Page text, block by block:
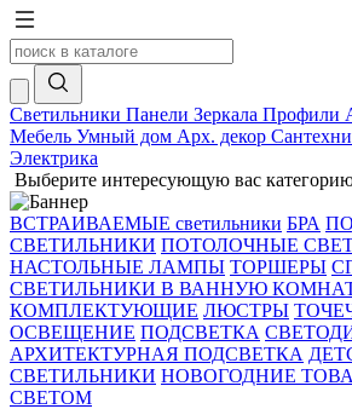
Светильники Панели Зеркала Профили
Мебель Умный дом Арх. декор
Электрика
Выберите интересующую вас
ВСТРАИВАЕМЫЕ светильники БРА
СВЕТИЛЬНИКИ ПОТОЛОЧНЫЕ
НАСТОЛЬНЫЕ ЛАМПЫ ТОРШЕРЫ
СВЕТИЛЬНИКИ В ВАННУЮ
КОМПЛЕКТУЮЩИЕ ЛЮСТРЫ
ОСВЕЩЕНИЕ ПОДСВЕТКА
АРХИТЕКТУРНАЯ ПОДСВЕТКА
СВЕТИЛЬНИКИ НОВОГОДНИЕ
СВЕТОМ